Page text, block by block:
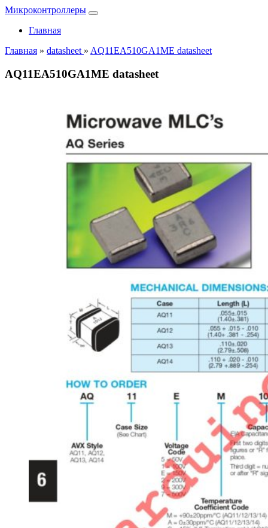
Микроконтроллеры
Главная
Главная » datasheet » AQ11EA510GA1ME datasheet
AQ11EA510GA1ME datasheet